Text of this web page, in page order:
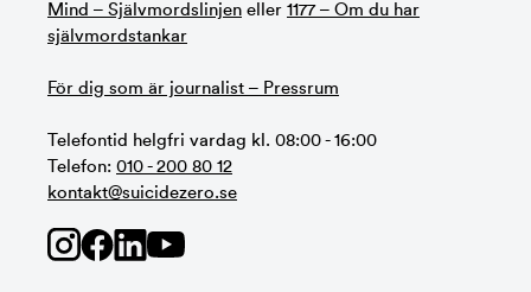
Mind – Självmordslinjen eller 1177 – Om du har
självmordstankar
För dig som är journalist – Pressrum
Telefontid helgfri vardag kl. 08:00 - 16:00
Telefon: 010 - 200 80 12
kontakt@suicidezero.se